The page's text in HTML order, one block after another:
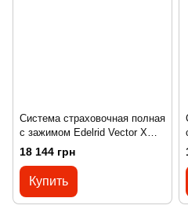
Система страховочная полная
с зажимом Edelrid Vector X
Night-Oasis Size 1
18 144 грн
Купить